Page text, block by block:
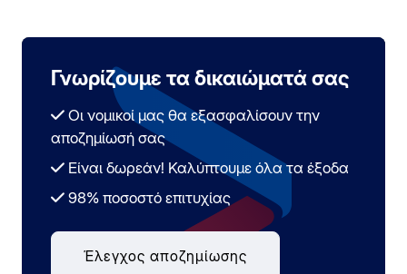
Γνωρίζουμε τα δικαιώματά σας
Οι νομικοί μας θα εξασφαλίσουν την
αποζημίωσή σας
Είναι δωρεάν! Καλύπτουμε όλα τα έξοδα
98% ποσοστό επιτυχίας
Έλεγχος αποζημίωσης